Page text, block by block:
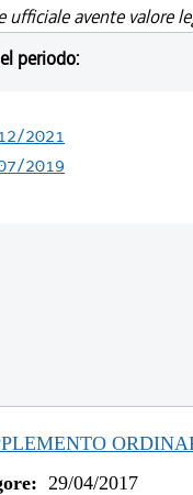
avente valore
periodo:
2021
2019
29/04/2017